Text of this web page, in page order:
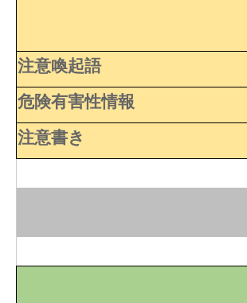
注意喚起語
危険有害性情報
注意書き